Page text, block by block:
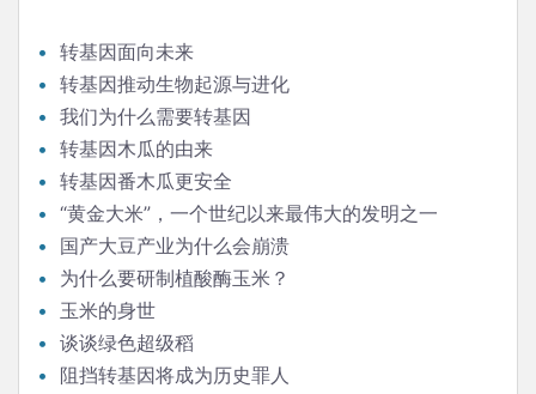
转基因面向未来
转基因推动生物起源与进化
我们为什么需要转基因
转基因木瓜的由来
转基因番木瓜更安全
“黄金大米”，一个世纪以来最伟大的发明之一
国产大豆产业为什么会崩溃
为什么要研制植酸酶玉米？
玉米的身世
谈谈绿色超级稻
阻挡转基因将成为历史罪人